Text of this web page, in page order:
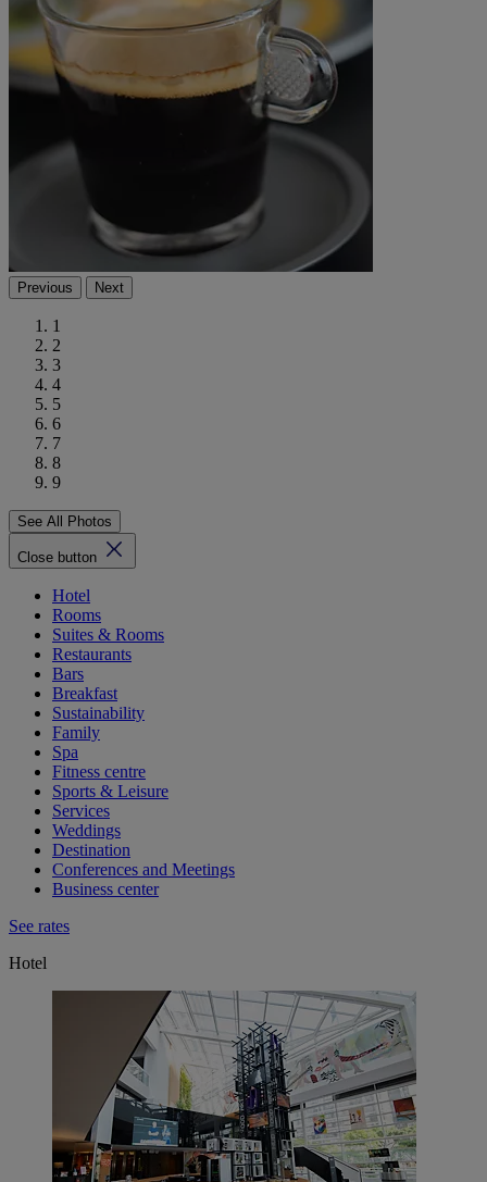
Previous Next
1
2
3
4
5
6
7
8
9
See All Photos
Close button
Hotel
Rooms
Suites & Rooms
Restaurants
Bars
Breakfast
Sustainability
Family
Spa
Fitness centre
Sports & Leisure
Services
Weddings
Destination
Conferences and Meetings
Business center
See rates
Hotel